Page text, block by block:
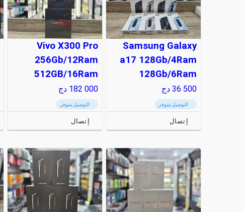
Samsung Galaxy
a17 128Gb/4Ram
128Gb/6Ram
36 500 دج
التوصيل متوفر
إتصال
Vivo X300 Pro
256Gb/12Ram
512GB/16Ram
182 000 دج
التوصيل متوفر
إتصال